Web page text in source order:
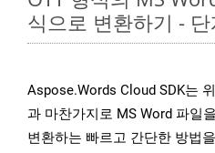
식으로 변환하기 -
Aspose.Words Cloud SDK는
과 마찬가지로 MS Word 파일
변환하는 빠르고 간단한 방법